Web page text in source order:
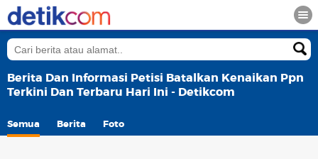
Berita Dan Informasi Petisi Batalkan Kenaikan Ppn
Terkini Dan Terbaru Hari Ini - Detikcom
Semua Berita Foto